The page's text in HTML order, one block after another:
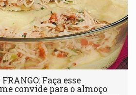
Faça esse
convide para o almoço